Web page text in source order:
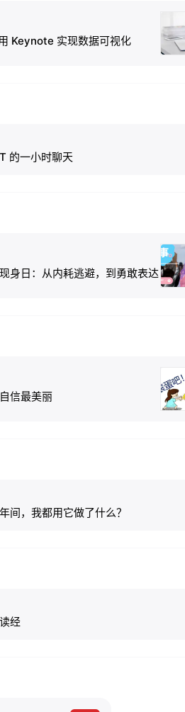
Keynote 实现数据可视化
的一小时聊天
身日：从内耗逃避，到勇敢表达
信最美丽
间，我都用它做了什么？
经